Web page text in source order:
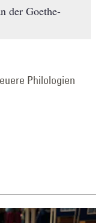
der Goethe-
Philologien